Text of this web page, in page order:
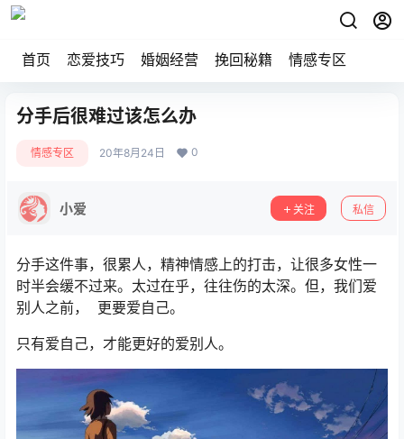
首页 恋爱技巧 婚姻经营 挽回秘籍 情感专区
分手后很难过该怎么办
情感专区 20年8月24日 0
小爱 关注 私信
分手这件事，很累人，精神情感上的打击，让很多女性一
时半会缓不过来。太过在乎，往往伤的太深。但，我们爱
别人之前， 更要爱自己。
只有爱自己，才能更好的爱别人。